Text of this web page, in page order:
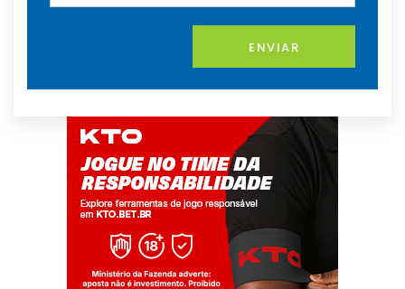
ENVIAR